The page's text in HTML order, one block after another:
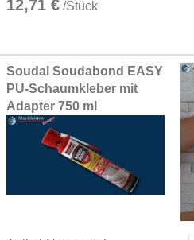
12,71 € /Stück
Soudal Soudabond EASY
PU-Schaumkleber mit
Adapter 750 ml